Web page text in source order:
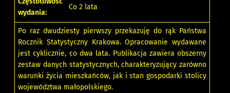
wydania:
Co 2 lata
Po raz dwudziesty pierwszy przekazuję do rąk Państwa
Rocznik Statystyczny Krakowa. Opracowanie wydawane
jest cyklicznie, co dwa lata. Publikacja zawiera obszerny
zestaw danych statystycznych, charakteryzujący zarówno
warunki życia mieszkańców, jak i stan gospodarki stolicy
województwa małopolskiego.